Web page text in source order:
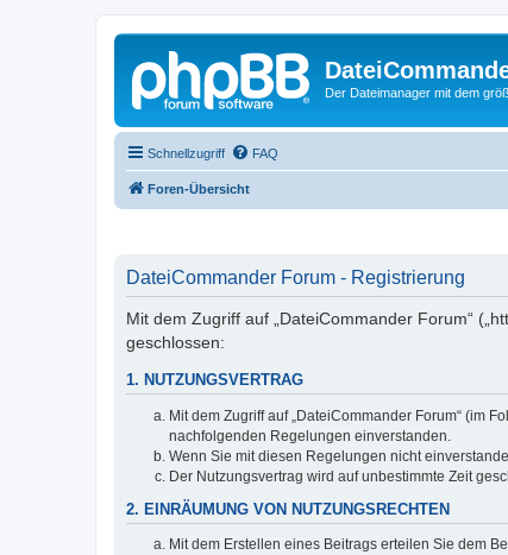
Der Dateimanager mit dem
Schnellzugriff FAQ
Foren-Übersicht
DateiCommander Forum - Registrierung
Mit dem Zugriff auf „DateiCommander Forum“
geschlossen:
1. NUTZUNGSVERTRAG
Mit dem Zugriff auf „DateiCommander Forum“ (im
nachfolgenden Regelungen einverstanden.
Wenn Sie mit diesen Regelungen nicht
Der Nutzungsvertrag wird auf unbestimmte Zeit
2. EINRÄUMUNG VON NUTZUNGSRECHTEN
Mit dem Erstellen eines Beitrags erteilen Sie dem